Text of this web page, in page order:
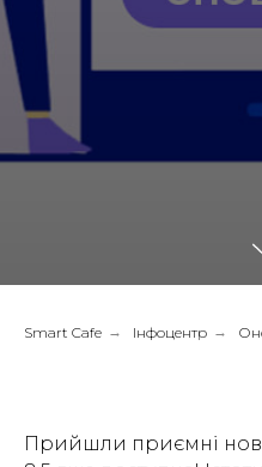
Smart Cafe → Інфоцентр →
Прийшли приємні